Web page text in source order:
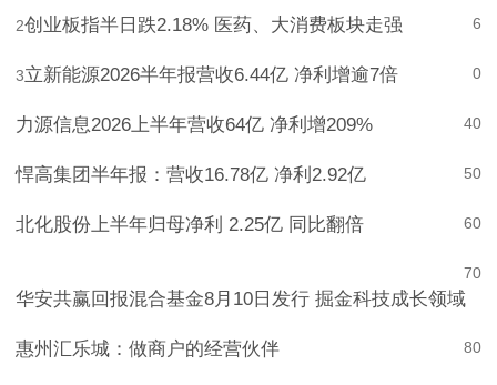
6
2创业板指半日跌2.18% 医药、大消费板块走强
0
3立新能源2026半年报营收6.44亿 净利增逾7倍
0
4
力源信息2026上半年营收64亿 净利增209%
0
5
悍高集团半年报：营收16.78亿 净利2.92亿
0
6
北化股份上半年归母净利 2.25亿 同比翻倍
0
7
华安共赢回报混合基金8月10日发行 掘金科技成长领域
0
8
惠州汇乐城：做商户的经营伙伴